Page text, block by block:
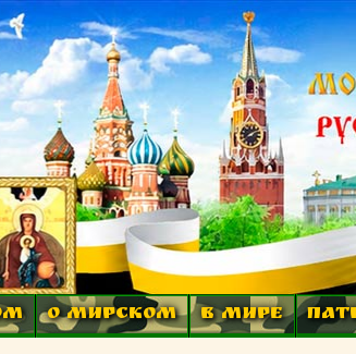
О МИРСКОМ В МИРЕ